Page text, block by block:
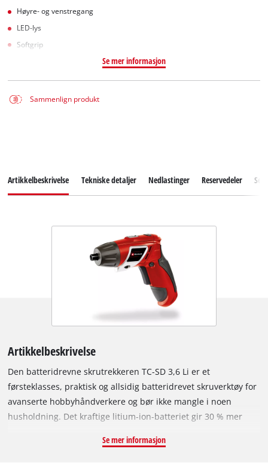
Høyre- og venstregang
LED-lys
Softgrip
Se mer informasjon
Sammenlign produkt
Artikkelbeskrivelse Tekniske detaljer Nedlastinger Reservedeler
Artikkelbeskrivelse
Den batteridrevne skrutrekkeren TC-SD 3,6 Li er et
førsteklasses, praktisk og allsidig batteridrevet skruverktøy for
avanserte hobbyhåndverkere og bør ikke mangle i noen
husholdning. Det kraftige litium-ion-batteriet gir 30 % mer
forvandles verktøyet i en håndvending fra pistol- til
Se mer informasjon